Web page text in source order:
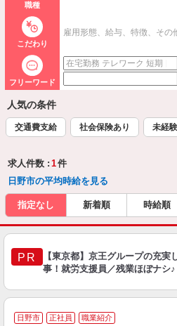
職種
こだわり
雇用形態、給与、特徴、その
フリーワード
人気の条件
交通費支給 社会保険あり 未経
求人件数 : 1件
日野市の平均時給を見る
指定なし 新着順 時給順
PR
【東京都】京王グループの充
事！就労支援員／残業ほぼナシ♪
日野市 正社員 職業紹介